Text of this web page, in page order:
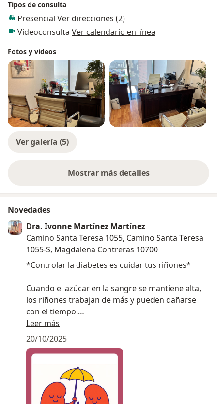
Tipos de consulta
Presencial Ver direcciones (2)
Videoconsulta Ver calendario en línea
Fotos y videos
Ver galería (5)
Mostrar más detalles
sobre la experiencia
Novedades
Dra. Ivonne Martínez Martínez
Camino Santa Teresa 1055, Camino Santa Teresa
1055-S, Magdalena Contreras 10700
*Controlar la diabetes es cuidar tus riñones*
Cuando el azúcar en la sangre se mantiene alta,
los riñones trabajan de más y pueden dañarse
con el tiempo.
Cuidar tu glucosa, tomar suficiente agua y seguir
tus tratamientos es una forma de protegerlos y
mantenerte saludable cada día.
¡Agenda tu consulta y empecemos hoy!
Leer más
20/10/2025